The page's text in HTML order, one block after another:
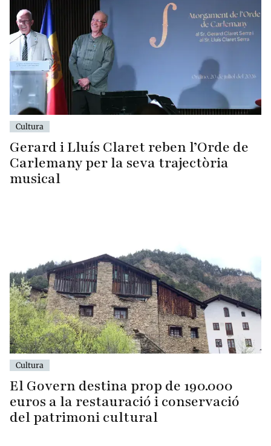
Cultura
Gerard i Lluís Claret reben l’Orde de
Carlemany per la seva trajectòria
musical
Cultura
El Govern destina prop de 190.000
euros a la restauració i conservació
del patrimoni cultural